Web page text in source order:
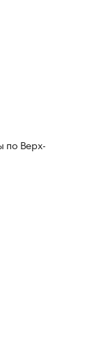
по Верх-